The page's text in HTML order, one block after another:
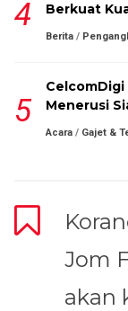
Berkuat
Berita /
CelcomDigi
Menerusi
Acara / Gajet &
Jom
akan